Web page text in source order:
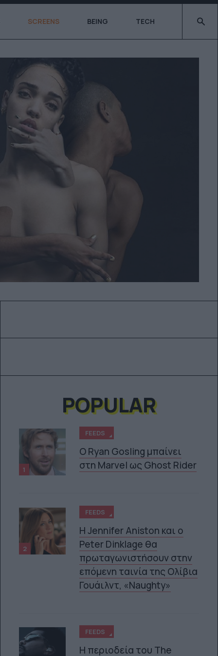
SCREENS BEING TECH Type
POPULAR
1
FEEDS
Ο Ryan Gosling μπαίνει
στη Marvel ως Ghost Rider
2
FEEDS
Η Jennifer Aniston και ο
Peter Dinklage θα
πρωταγωνιστήσουν στην
επόμενη ταινία της Ολίβια
Γουάιλντ, «Naughty»
FEEDS
Η περιοδεία του The